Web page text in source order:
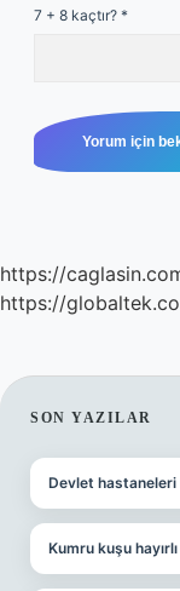
7 + 8 kaçtır? *
https://
https://
SON YAZILAR
Devlet hastaneleri
Kumru kuşu hayırlı